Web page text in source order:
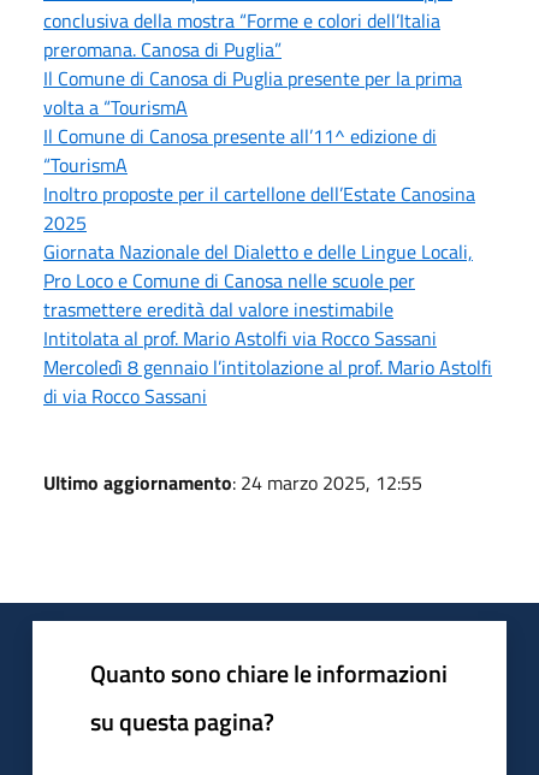
conclusiva della mostra “Forme e colori dell’Italia
preromana. Canosa di Puglia”
Il Comune di Canosa di Puglia presente per la prima
volta a “TourismA
Il Comune di Canosa presente all’11^ edizione di
“TourismA
Inoltro proposte per il cartellone dell’Estate Canosina
2025
Giornata Nazionale del Dialetto e delle Lingue Locali,
Pro Loco e Comune di Canosa nelle scuole per
trasmettere eredità dal valore inestimabile
Intitolata al prof. Mario Astolfi via Rocco Sassani
Mercoledì 8 gennaio l’intitolazione al prof. Mario Astolfi
di via Rocco Sassani
Ultimo aggiornamento: 24 marzo 2025, 12:55
Quanto sono chiare le informazioni
su questa pagina?